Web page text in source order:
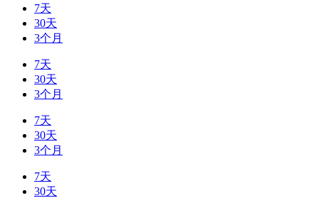
7天
30天
3个月
7天
30天
3个月
7天
30天
3个月
7天
30天